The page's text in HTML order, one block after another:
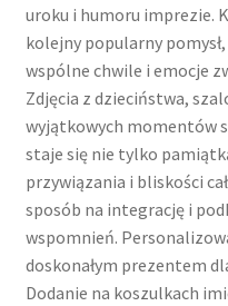
uroku i humoru imprezie.
kolejny popularny
wspólne chwile i emocje
Zdjęcia z dzieciństwa,
wyjątkowych momentów
staje się nie tylko
przywiązania i bliskości
sposób na integrację i
wspomnień.
doskonałym prezentem
Dodanie na koszulkach